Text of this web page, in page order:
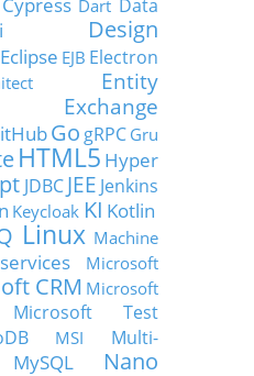
Dart Data
Design
Eclipse EJB Electron
Entity
Exchange
Go gRPC Gru
HTML5 Hyper
JDBC JEE Jenkins
Keycloak KI Kotlin
Linux Machine
Microsoft
CRM Microsoft
Microsoft Test
MSI
Multi-
MySQL
Nano